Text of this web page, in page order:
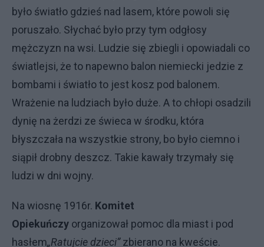
było światło gdzieś nad lasem, które powoli się
poruszało. Słychać było przy tym odgłosy
mężczyzn na wsi. Ludzie się zbiegli i opowiadali co
światlejsi, że to napewno balon niemiecki jedzie z
bombami i światło to jest kosz pod balonem.
Wrażenie na ludziach było duże. A to chłopi osadzili
dynię na żerdzi ze świeca w środku, która
błyszczała na wszystkie strony, bo było ciemno i
siąpił drobny deszcz. Takie kawały trzymały się
ludzi w dni wojny.
Na wiosnę 1916r. Komitet
Opiekuńczy organizował pomoc dla miast i pod
hasłem„Ratujcie dzieci”zbierano na kweście.